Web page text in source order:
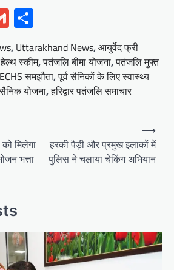
Gmail
, Uttarakhand News,आयुर्वेद फ्री
स्कीम,पतंजलि बीमा योजना,पतंजलि मुफ्त
समझौता,पूर्व सैनिकों के लिए स्वास्थ्य
सैनिक योजना,हरिद्वार पतंजलि समाचार
मिलेगा
भत्ता
हरकी पैड़ी और प्रमुख इलाकों में
पुलिस ने चलाया चेकिंग अभियान
⟶